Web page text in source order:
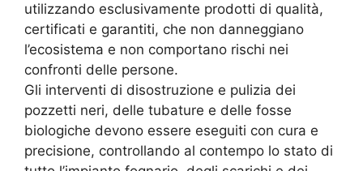
utilizzando esclusivamente prodotti di qualità,
certificati e garantiti, che non danneggiano
l’ecosistema e non comportano rischi nei
confronti delle persone.
Gli interventi di disostruzione e pulizia dei
pozzetti neri, delle tubature e delle fosse
biologiche devono essere eseguiti con cura e
precisione, controllando al contempo lo stato di